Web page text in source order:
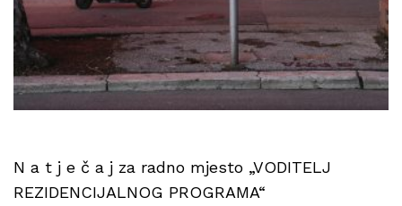
N a t j e č a j za radno mjesto „VODITELJ
REZIDENCIJALNOG PROGRAMA“